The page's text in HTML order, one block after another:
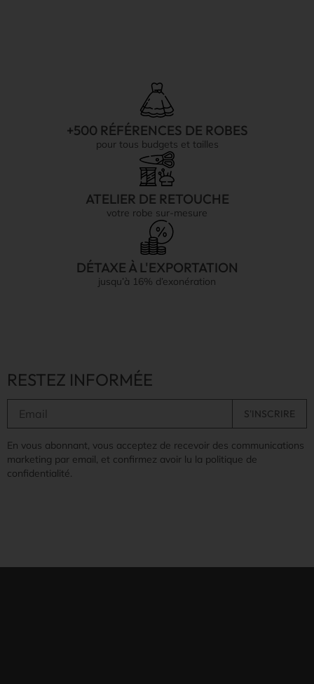
+500 RÉFÉRENCES DE ROBES
pour tous budgets et tailles
ATELIER DE RETOUCHE
votre robe sur-mesure
DÉTAXE À L'EXPORTATION
jusqu’à 16% d’exonération
RESTEZ INFORMÉE
En vous abonnant, vous acceptez de recevoir des communications
marketing par email, et confirmez avoir lu la politique de
confidentialité.